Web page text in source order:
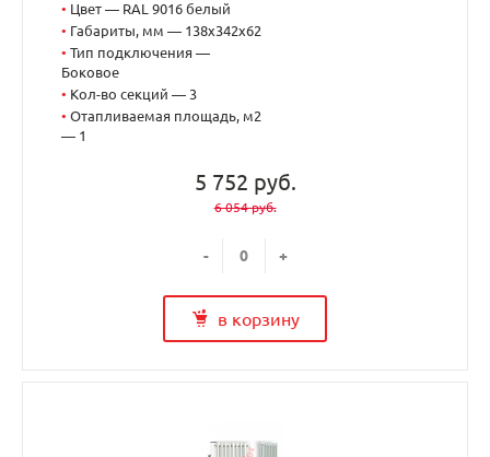
• Цвет — RAL 9016 белый
• Габариты, мм — 138x342x62
• Тип подключения —
Боковое
• Кол-во секций — 3
• Отапливаемая площадь, м2
— 1
5 752 руб.
6 054 руб.
- +
в корзину